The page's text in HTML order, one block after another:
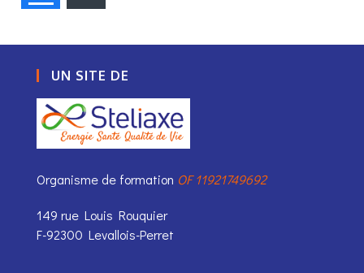
UN SITE DE
Organisme de formation OF 11921749692
149 rue Louis Rouquier
F-92300 Levallois-Perret